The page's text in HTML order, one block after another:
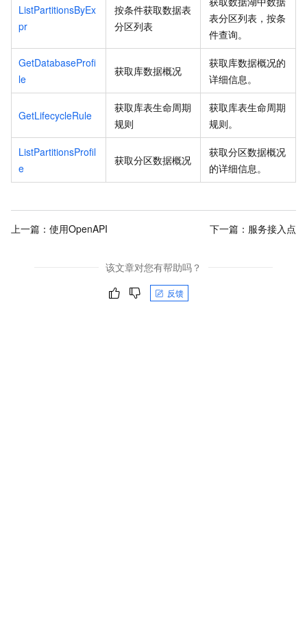
ListPartitionsByEx
pr
按条件获取数据表
分区列表
表分区列表，按条
件查询。
GetDatabaseProfi
le
获取库数据概况
获取库数据概况的
详细信息。
GetLifecycleRule
获取库表生命周期
规则
获取库表生命周期
规则。
ListPartitionsProfil
e
获取分区数据概况
获取分区数据概况
的详细信息。
上一篇： 使用OpenAPI 下一篇： 服务接入点
该文章对您有帮助吗？
反馈